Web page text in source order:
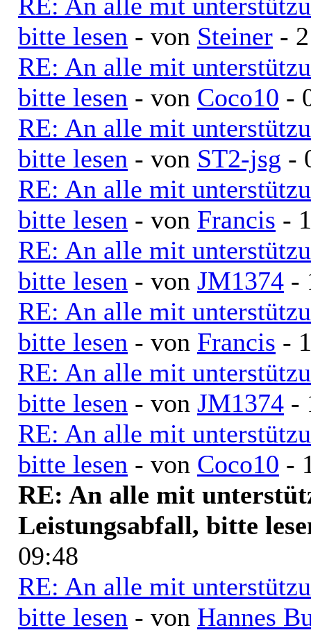
bitte lesen - von Steiner -
RE: An alle mit
bitte lesen - von Coco10 -
RE: An alle mit
bitte lesen - von ST2-jsg -
RE: An alle mit
bitte lesen - von Francis -
RE: An alle mit
bitte lesen - von JM1374 -
RE: An alle mit
bitte lesen - von Francis -
RE: An alle mit
bitte lesen - von JM1374 -
RE: An alle mit
bitte lesen - von Coco10 -
RE: An alle mit
Leistungsabfall, bitte
09:48
RE: An alle mit
bitte lesen - von Hannes